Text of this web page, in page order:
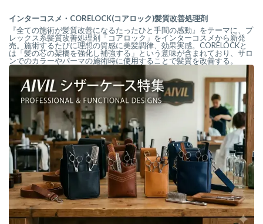
インターコスメ・CORELOCK(コアロック)髪質改善処理剤
『全ての施術が髪質改善になるたったひと手間の感動』をテーマに、プ
レックス系髪質改善処理剤「コアロック」をインターコスメから新発
売。施術するたびに理想の質感に美髪調律、効果実感。CORELOCKと
は「髪の芯の架橋を強化し補強する」という意味が含まれており、サロ
ンでのカラーやパーマの施術時に使用することで髪質を改善する。